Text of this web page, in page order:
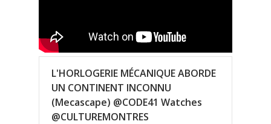
L'HORLOGERIE MÉCANIQUE ABORDE
UN CONTINENT INCONNU
(Mecascape) @CODE41 Watches
@CULTUREMONTRES